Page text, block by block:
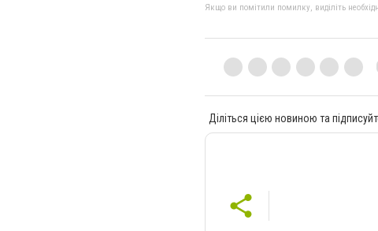
Якщо ви помітили помилку, виділіть
Діліться цією новиною та